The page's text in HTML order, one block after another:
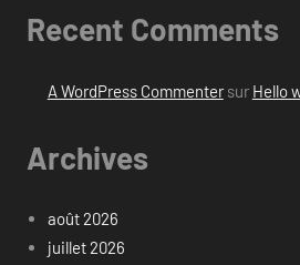
Recent Comments
A WordPress Commentersur Hello
Archives
août 2026
juillet 2026